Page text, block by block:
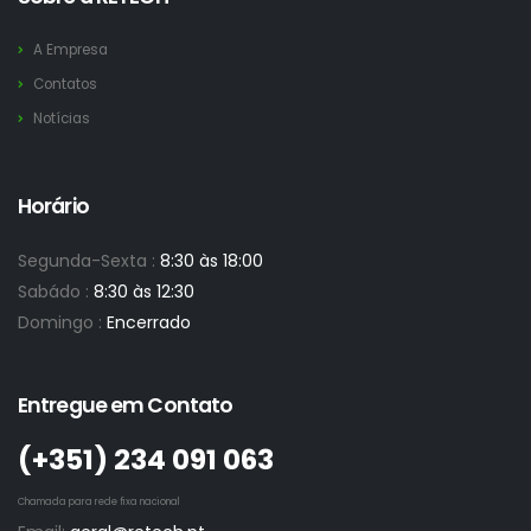
A Empresa
Contatos
Notícias
Horário
Segunda-Sexta : 8:30 às 18:00
Sabádo : 8:30 às 12:30
Domingo : Encerrado
Entregue em Contato
(+351)­ 234 091 063
Chamada para rede fixa nacional